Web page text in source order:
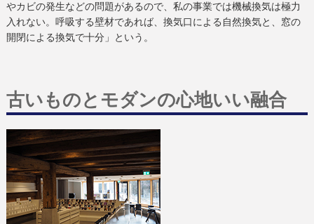
やカビの発生などの問題があるので、私の事業では機械換気は極力
入れない。呼吸する壁材であれば、換気口による自然換気と、窓の
開閉による換気で十分」という。
古いものとモダンの心地いい融合